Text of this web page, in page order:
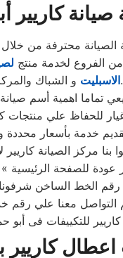
كاريير
الفروع لخدمة منتج
الاسبليتو الشباك والمركزى.
تماما اهمية أسم صيانة
خدمة بأسعار محددة
بنا مركز الصيانة كاريير
للصفحة الرئيسية »
الخط الساخن شرفونا
التواصل معنا علي رقم
كاريير للتكييفات فى أبو
اعطال كاريير